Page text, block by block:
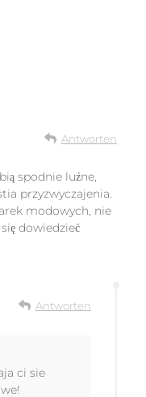
Antworten
spodnie luźne,
przyzwyczajenia.
modowych, nie
dowiedzieć
Antworten
ci sie